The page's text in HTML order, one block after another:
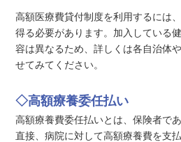
高額医療費貸付制度を利用するには
得る必要があります。加入している
容は異なるため、詳しくは各自治体
せてみてください。
◇高額療養委任払い
高額療養費委任払いとは、保険者で
直接、病院に対して高額療養費を支